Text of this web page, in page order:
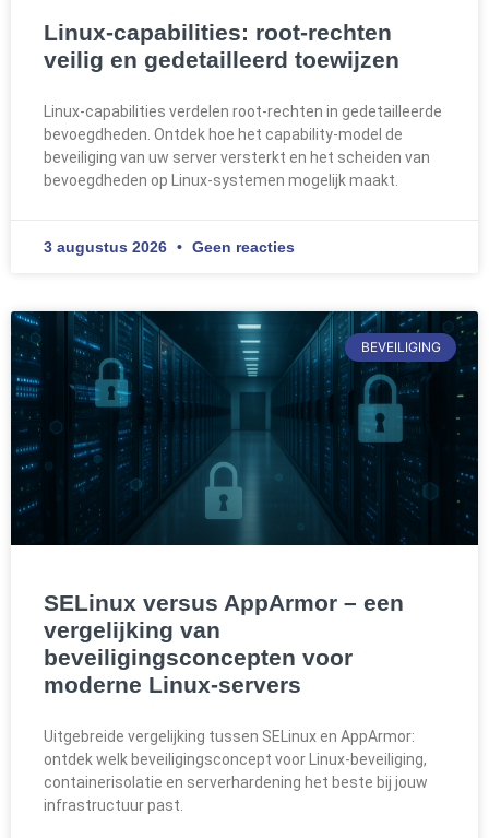
Linux-capabilities: root-rechten
veilig en gedetailleerd toewijzen
Linux-capabilities verdelen root-rechten in gedetailleerde
bevoegdheden. Ontdek hoe het capability-model de
beveiliging van uw server versterkt en het scheiden van
bevoegdheden op Linux-systemen mogelijk maakt.
3 augustus 2026 Geen reacties
BEVEILIGING
SELinux versus AppArmor – een
vergelijking van
beveiligingsconcepten voor
moderne Linux-servers
Uitgebreide vergelijking tussen SELinux en AppArmor:
ontdek welk beveiligingsconcept voor Linux-beveiliging,
containerisolatie en serverhardening het beste bij jouw
infrastructuur past.